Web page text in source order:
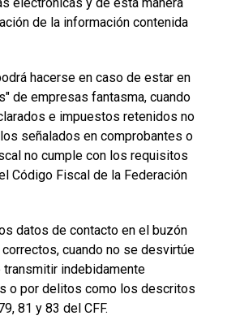
de la información contenida
hacerse en caso de estar en
de empresas fantasma, cuando
e impuestos retenidos no
señalados en comprobantes o
no cumple con los requisitos
Código Fiscal de la Federación
datos de contacto en el buzón
cuando no se desvirtúe
transmitir indebidamente
o por delitos como los descritos
81 y 83 del CFF.